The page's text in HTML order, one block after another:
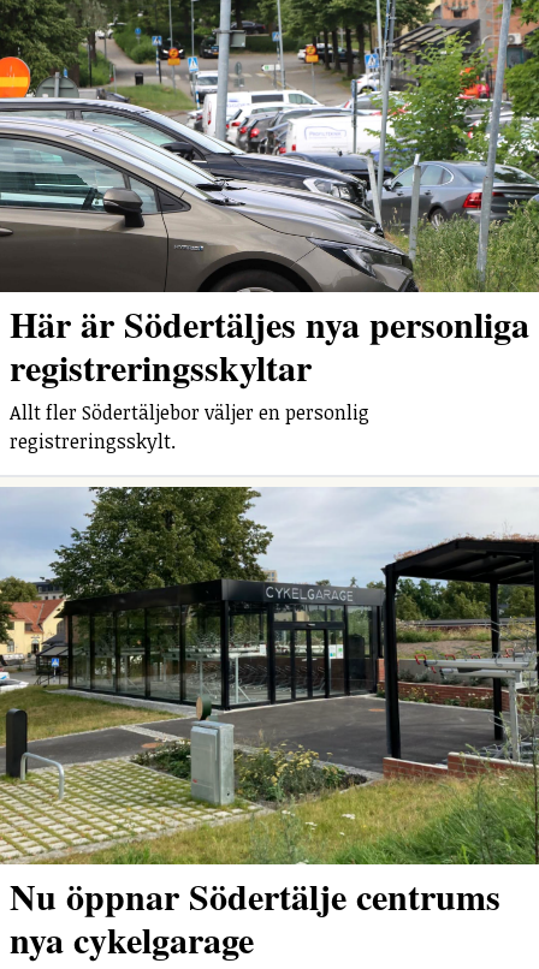
Här är Södertäljes nya personliga
registreringsskyltar
Allt fler Södertäljebor väljer en personlig
registreringsskylt.
Nu öppnar Södertälje centrums
nya cykelgarage